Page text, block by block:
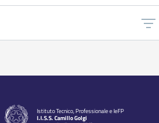
Istituto Tecnico, Professionale e IeFP
I.I.S.S. Camillo Golgi